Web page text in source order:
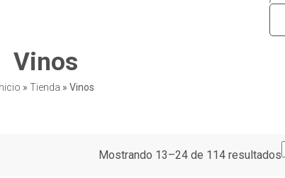
Vinos
Inicio » Tienda » Vinos
Mostrando 13–24 de 114 resultados